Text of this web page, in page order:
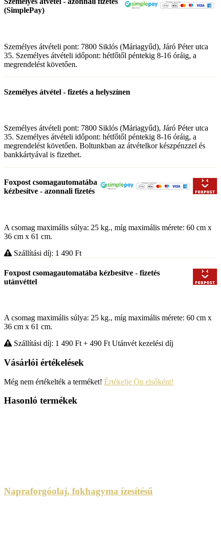
(SimplePay)
Személyes átvételi pont: 7800 Siklós (Máriagyűd), Járó Péter utca
35. Személyes átvételi időpont: hétfőtől péntekig 8-16 óráig, a
megrendelést követően.
Személyes átvétel - fizetés a helyszínen
Személyes átvételi pont: 7800 Siklós (Máriagyűd), Járó Péter utca
35. Személyes átvételi időpont: hétfőtől péntekig 8-16 óráig, a
megrendelést követően. Boltunkban az átvételkor készpénzzel és
bankkártyával is fizethet.
Foxpost csomagautomatába
kézbesítve - azonnali fizetés
A csomag maximális súlya: 25 kg., míg maximális mérete: 60 cm x
36 cm x 61 cm.
Szállítási díj: 1 490 Ft
Foxpost csomagautomatába kézbesítve - fizetés
utánvéttel
A csomag maximális súlya: 25 kg., míg maximális mérete: 60 cm x
36 cm x 61 cm.
Szállítási díj: 1 490 Ft + 490 Ft Utánvét kezelési díj
Vásárlói értékelések
Még nem értékelték a terméket! Értékelje Ön elsőként!
Hasonló termékek
Napraforgóolaj, fokhagyma ízesítésű